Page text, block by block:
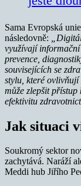
Sama Evropská
následovně:
využívají
prevence,
souvisejících se
stylu, které
může zlepšit
efektivitu
Jak situaci
Soukromý sektor
zachytává. Naráží
Meddi hub Jiřího